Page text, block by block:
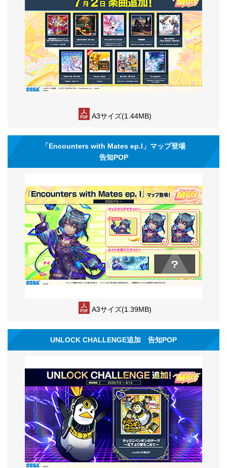
A3サイズ(1.44MB)
「Encounters with Mates ep.I」マップ登場
告知POP
A3サイズ(1.39MB)
UNLOCK CHALLENGE追加 告知POP